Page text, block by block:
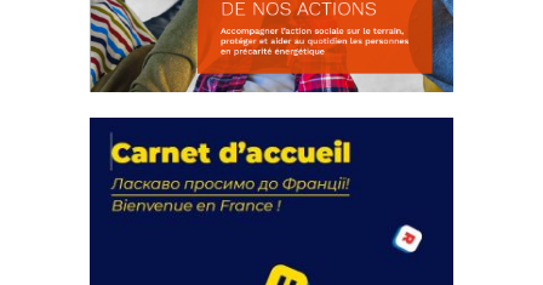
actions
18 septembre 2023
FEUILLETER